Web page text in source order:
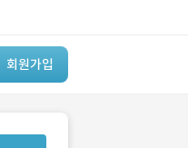
회원가입